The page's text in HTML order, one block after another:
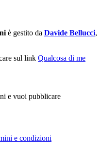
è gestito da Davide Bellucci,
sul link Qualcosa di me
e vuoi pubblicare
e condizioni